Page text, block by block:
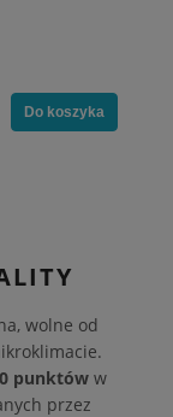
Do koszyka
wolne od
punktóww
przez